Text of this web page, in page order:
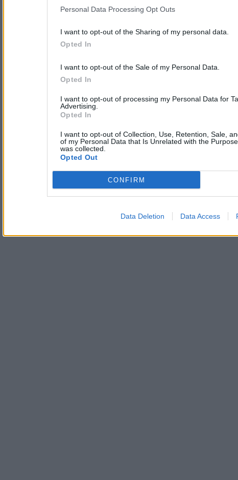
Personal Data Processing Opt Outs
I want to opt-out of the Sharing of my personal data.
Opted In
I want to opt-out of the Sale of my Personal Data.
Opted In
I want to opt-out of processing my Personal Data for
Advertising.
Opted In
I want to opt-out of Collection, Use, Retention, Sale,
of my Personal Data that Is Unrelated with the
was collected.
Opted Out
CONFIRM
Data Deletion Data Access